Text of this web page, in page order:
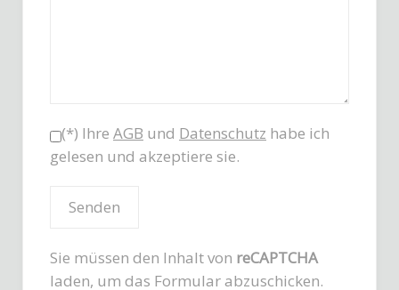
(*) Ihre AGB und Datenschutz habe ich
gelesen und akzeptiere sie.
Sie müssen den Inhalt von reCAPTCHA
laden, um das Formular abzuschicken.